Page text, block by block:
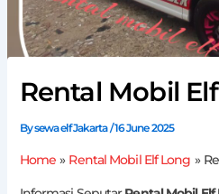
Rental Mobil
Bysewa elf Jakarta/16 June 2025
Home Rental Mobil Elf Long